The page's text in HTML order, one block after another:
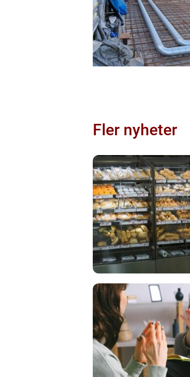
Fler nyheter